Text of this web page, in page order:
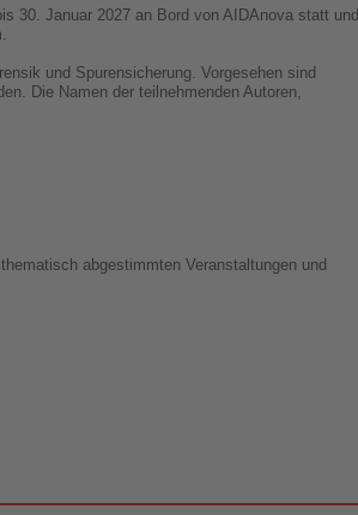
30. Januar 2027 an Bord von AIDAnova statt und
und Spurensicherung. Vorgesehen sind
Die Namen der teilnehmenden Autoren,
abgestimmten Veranstaltungen und